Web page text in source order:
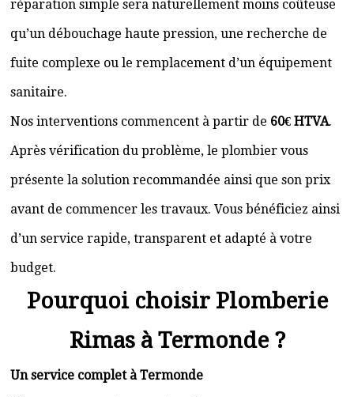
réparation simple sera naturellement moins coûteuse
qu’un débouchage haute pression, une recherche de
fuite complexe ou le remplacement d’un équipement
sanitaire.
Nos interventions commencent à partir de 60€ HTVA.
Après vérification du problème, le plombier vous
présente la solution recommandée ainsi que son prix
avant de commencer les travaux. Vous bénéficiez ainsi
d’un service rapide, transparent et adapté à votre
budget.
Pourquoi choisir Plomberie
Rimas à Termonde ?
Un service complet à Termonde